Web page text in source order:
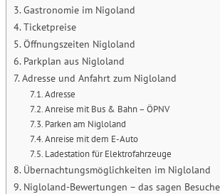
Gastronomie im Nigoland
Ticketpreise
Öffnungszeiten Nigloland
Parkplan aus Nigloland
Adresse und Anfahrt zum Nigloland
Adresse
Anreise mit Bus & Bahn – ÖPNV
Parken am Nigloland
Anreise mit dem E-Auto
Ladestation für Elektrofahrzeuge
Übernachtungsmöglichkeiten im Nigloland
Nigloland-Bewertungen – das sagen